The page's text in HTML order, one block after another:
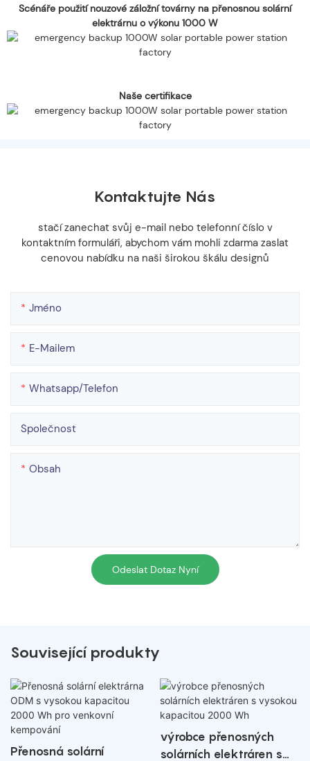
Scénáře použití nouzové záložní továrny na přenosnou solární
elektrárnu o výkonu 1000 W
Naše certifikace
Kontaktujte Nás
stačí zanechat svůj e-mail nebo telefonní číslo v
kontaktním formuláři, abychom vám mohli zdarma zaslat
cenovou nabídku na naši širokou škálu designů
Jméno
E-Mailem
Whatsapp/telefon
Společnost
Obsah
Odeslat Dotaz Nyní
Související produkty
Přenosná solární
výrobce přenosných
solárních elektráren s